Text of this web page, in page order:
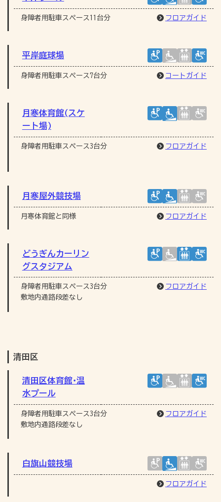
身障者用駐車スペース11台分 フロアガイド
平岸庭球場
身障者用駐車スペース7台分 コートガイド
月寒体育館(スケ
ート場)
身障者用駐車スペース3台分 フロアガイド
月寒屋外競技場
月寒体育館と同様 フロアガイド
どうぎんカーリン
グスタジアム
身障者用駐車スペース3台分
敷地内通路段差なし
フロアガイド
清田区
清田区体育館･温
水プール
身障者用駐車スペース3台分
敷地内通路段差なし
フロアガイド
白旗山競技場
フロアガイド